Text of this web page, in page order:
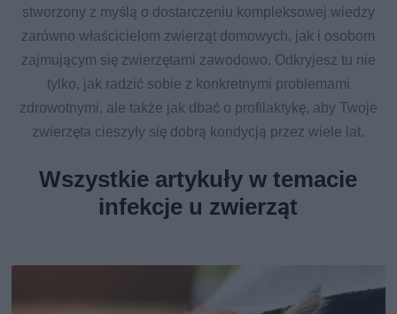
stworzony z myślą o dostarczeniu kompleksowej wiedzy
zarówno właścicielom zwierząt domowych, jak i osobom
zajmującym się zwierzętami zawodowo. Odkryjesz tu nie
tylko, jak radzić sobie z konkretnymi problemami
zdrowotnymi, ale także jak dbać o profilaktykę, aby Twoje
zwierzęta cieszyły się dobrą kondycją przez wiele lat.
Wszystkie artykuły w temacie
infekcje u zwierząt